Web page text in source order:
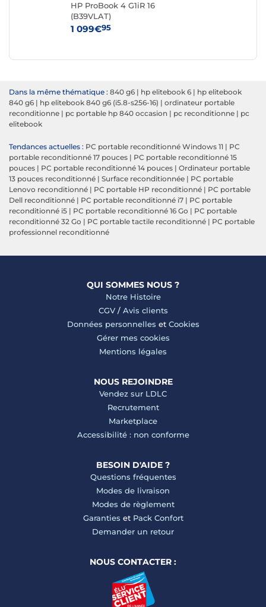
HP ProBook 4 G1iR 16
(B39VLAT)
1 099€95
Dans la même thématique : 840 g6 | hp elitebook 6 | hp elitebook
840 g6 | hp elitebook 840 g6 (i5.8-s256-16) | ordinateur portable
reconditionne | pc portable hp 840 occasion | pc reconditionne | pc
elitebook
Tendances actuelles : PC portable reconditionné Windows 11 | PC
portable reconditionné 17 pouces | PC portable reconditionné 15
pouces | PC portable reconditionné 14 pouces | Ordinateur portable
13 pouces reconditionné | Surface reconditionnée | PC portable
Lenovo reconditionné | PC portable HP reconditionné | PC portable
Dell reconditionné | PC portable reconditionné i7 | PC portable
reconditionné i5 | PC portable reconditionné 16 Go | PC portable
reconditionné 32 Go | PC portable tactile reconditionné | PC portable
professionnel reconditionné
QUI SOMMES NOUS ?
Notre Histoire
CGV/ Avis clients
Données personnelles et Cookies
Gérer mes cookies
Mentions légales
NOUS REJOINDRE
Vendez sur LDLC
Recrutement
Marketplace
Accessibilité : non conforme
BESOIN D'AIDE ?
Questions fréquentes
Modes de livraison
Modes de règlement
Garanties et Pack Confort
Demander un retour
NOUS CONTACTER :